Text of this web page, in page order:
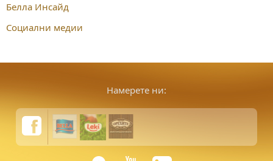
Белла Инсайд
Социални медии
Намерете ни: